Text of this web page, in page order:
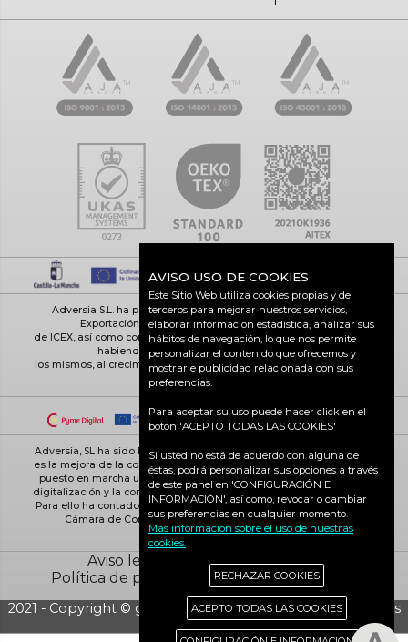
Adversia S.L. ha participado en el Programa de Iniciación a la
Exportación ICEX-Next, y ha contado con el apoyo
de ICEX, así como con la cofinanciación de Fondos europeos FEDER,
habiendo contribuido según la medida de
los mismos, al crecimiento económico de esta empresa, su región y
de España en su conjunto
Adversia, SL ha sido beneficiaria de Fondos Europeos, cuyo objetivo
es la mejora de la competitividad de las PYMES, y gracias al cual ha
puesto en marcha un Plan de Acción con el objetivo de reforzar la
digitalización y la competitividad de las pymes durante el año 2025.
Para ello ha contado con el apoyo del Programa Pyme Digital de la
Cámara de Comercio de Ciudad Real. #EuropaSeSiente
Aviso legal
Política de cookies
Política de privacidad
Ciudad Real activa
2021 - Copyright © grupo Adversia S.L. - Todos los derechos
reservados
AVISO USO DE COOKIES
Este Sitio Web utiliza cookies propias y de
terceros para mejorar nuestros servicios,
elaborar información estadística, analizar sus
hábitos de navegación, lo que nos permite
personalizar el contenido que ofrecemos y
mostrarle publicidad relacionada con sus
preferencias.
Para aceptar su uso puede hacer click en el
botón 'ACEPTO TODAS LAS COOKIES'
Si usted no está de acuerdo con alguna de
éstas, podrá personalizar sus opciones a través
de este panel en 'CONFIGURACIÓN E
INFORMACIÓN', así como, revocar o cambiar
sus preferencias en cualquier momento.
Más información sobre el uso de nuestras
cookies.
RECHAZAR COOKIES
ACEPTO TODAS LAS COOKIES